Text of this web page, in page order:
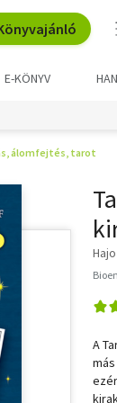
E-KÖNYV
álomfejtés, tarot
A